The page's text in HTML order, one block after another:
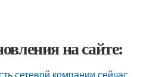
на сайте:
сетевой компании сейчас